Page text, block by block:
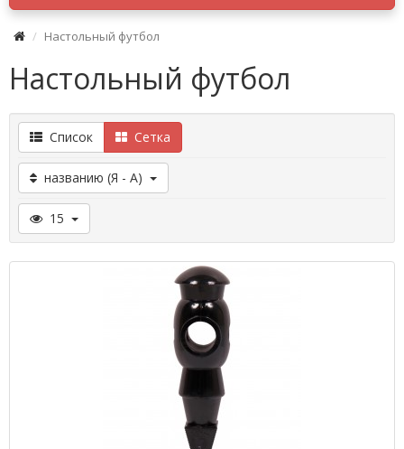
Настольный футбол
Настольный футбол
Список Сетка
названию (Я - А)
15